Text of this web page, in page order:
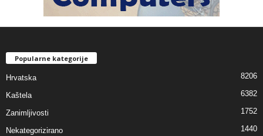
Popularne kategorije
Hrvatska 8206
Kaštela 6382
Zanimljivosti 1752
Nekategorizirano 1440